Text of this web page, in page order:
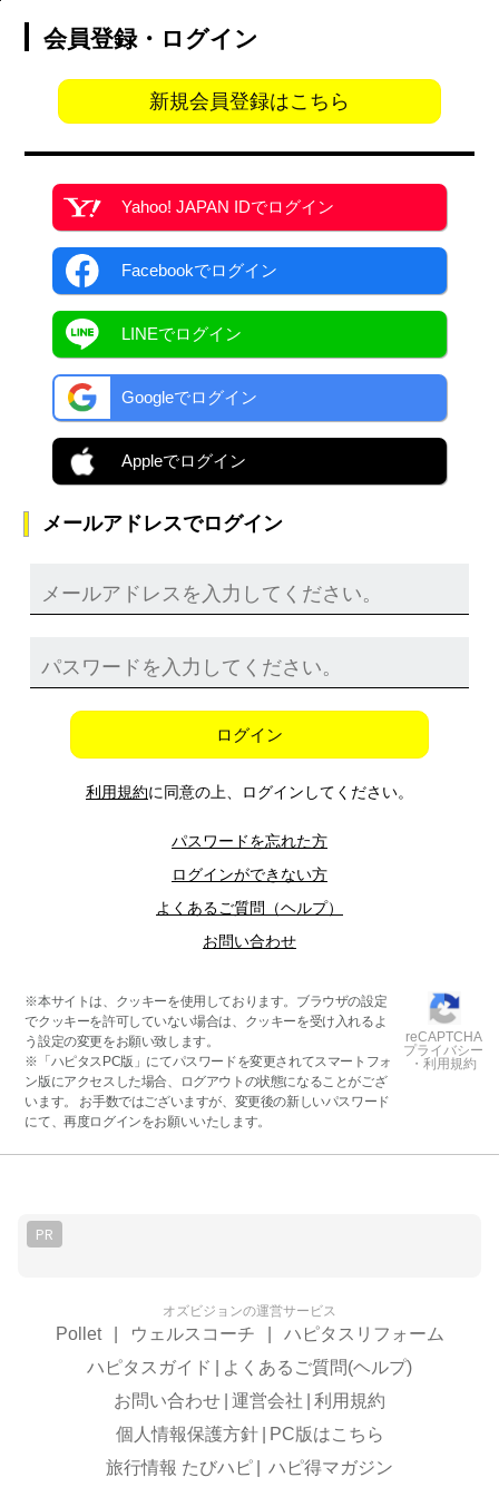
会員登録・ログイン
新規会員登録はこちら
Yahoo! JAPAN IDでログイン
Facebookでログイン
LINEでログイン
Googleでログイン
Appleでログイン
メールアドレスでログイン
ログイン
利用規約に同意の上、ログインしてください。
パスワードを忘れた方
ログインができない方
よくあるご質問（ヘルプ）
お問い合わせ
※本サイトは、クッキーを使用しております。ブラウザの設定
でクッキーを許可していない場合は、クッキーを受け入れるよ
う設定の変更をお願い致します。
※「ハピタスPC版」にてパスワードを変更されてスマートフォ
ン版にアクセスした場合、ログアウトの状態になることがござ
います。 お手数ではございますが、変更後の新しいパスワード
にて、再度ログインをお願いいたします。
reCAPTCHA
プライバシー
・利用規約
PR
オズビジョンの運営サービス
Pollet ウェルスコーチ
ハピタスリフォーム
ハピタスガイド
よくあるご質問(ヘルプ)
お問い合わせ 運営会社
利用規約
個人情報保護方針
PC版はこちら
旅行情報 たびハピ
ハピ得マガジン